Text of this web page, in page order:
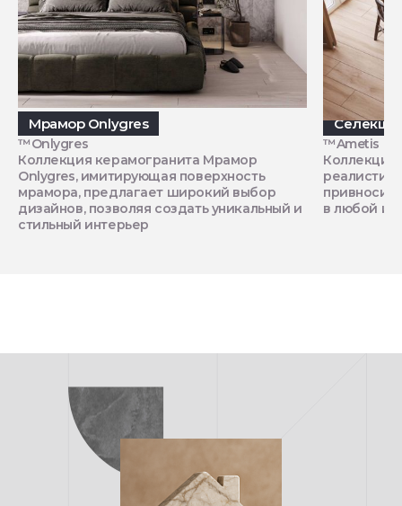
Мрамор Onlygres
™Onlygres
Коллекция керамогранита Мрамор
Onlygres, имитирующая поверхность
мрамора, предлагает широкий выбор
дизайнов, позволяя создать уникальный и
стильный интерьер
Селекшн
™Ametis by
Коллекция
привносит
в любой